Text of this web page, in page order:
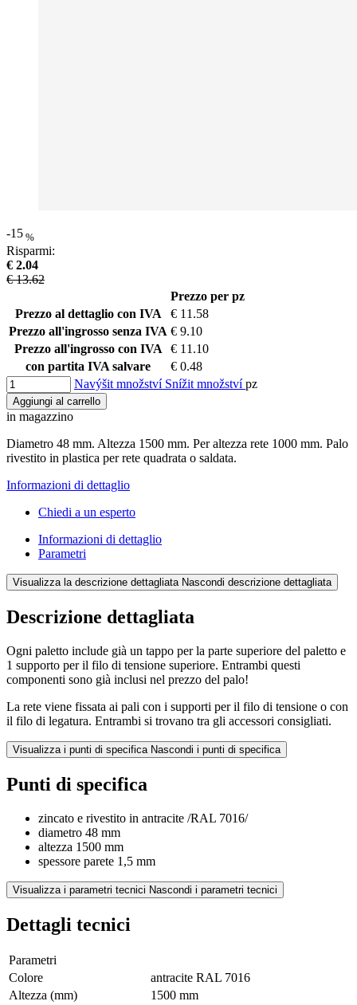
-15 %
Risparmi:
€ 2.04
€ 13.62
Prezzo per pz
Prezzo al dettaglio con IVA
€ 11.58
Prezzo all'ingrosso senza IVA € 9.10
Prezzo all'ingrosso con IVA
€ 11.10
con partita IVA salvare
€ 0.48
Navýšit množství Snížit množstvípz
Aggiungi al carrello
in magazzino
Diametro 48 mm. Altezza 1500 mm. Per altezza rete 1000 mm. Palo
rivestito in plastica per rete quadrata o saldata.
Informazioni di dettaglio
Chiedi a un esperto
Informazioni di dettaglio
Parametri
Visualizza la descrizione dettagliata Nascondi descrizione dettagliata
Descrizione dettagliata
Ogni paletto include già un tappo per la parte superiore del paletto e
1 supporto per il filo di tensione superiore. Entrambi questi
componenti sono già inclusi nel prezzo del palo!
La rete viene fissata ai pali con i supporti per il filo di tensione o con
il filo di legatura. Entrambi si trovano tra gli accessori consigliati.
Visualizza i punti di specifica Nascondi i punti di specifica
Punti di specifica
zincato e rivestito in antracite /RAL 7016/
diametro 48 mm
altezza 1500 mm
spessore parete 1,5 mm
Visualizza i parametri tecnici Nascondi i parametri tecnici
Dettagli tecnici
Parametri
Colore
antracite RAL 7016
Altezza (mm)
1500 mm